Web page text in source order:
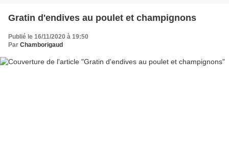
Gratin d'endives au poulet et champignons
Publié le 16/11/2020 à 19:50
Par Chamborigaud